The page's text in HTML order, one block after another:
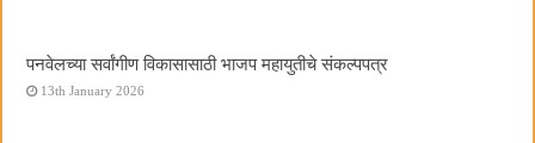
पनवेलच्या सर्वांगीण विकासासाठी भाजप महायुतीचे संकल्पपत्र
13th January 2026